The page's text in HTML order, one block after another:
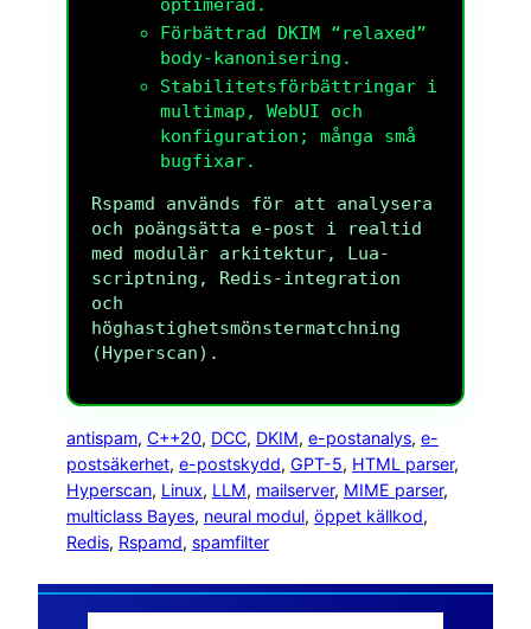
optimerad.
Förbättrad DKIM “relaxed”
body-kanonisering.
Stabilitetsförbättringar i
multimap, WebUI och
konfiguration; många små
bugfixar.
Rspamd används för att analysera
och poängsätta e-post i realtid
med modulär arkitektur, Lua-
scriptning, Redis-integration
och
höghastighetsmönstermatchning
(Hyperscan).
antispam, C++20, DCC, DKIM, e-postanalys, e-
postsäkerhet, e-postskydd, GPT-5, HTML parser
Hyperscan, Linux, LLM, mailserver, MIME parser
multiclass Bayes, neural modul, öppet källkod
Redis, Rspamd, spamfilter